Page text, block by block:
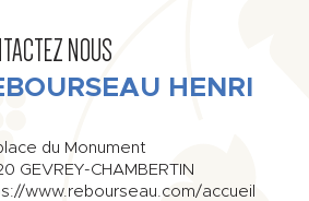
NOUS
HENRI
du Monument
GEVREY-CHAMBERTIN
www.rebourseau.com/accueil